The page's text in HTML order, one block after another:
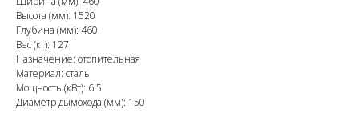
Высота (мм): 1520
Глубина (мм): 460
Вес (кг): 127
Назначение: отопительная
Материал: сталь
Мощность (кВт): 6.5
Диаметр дымохода (мм): 150